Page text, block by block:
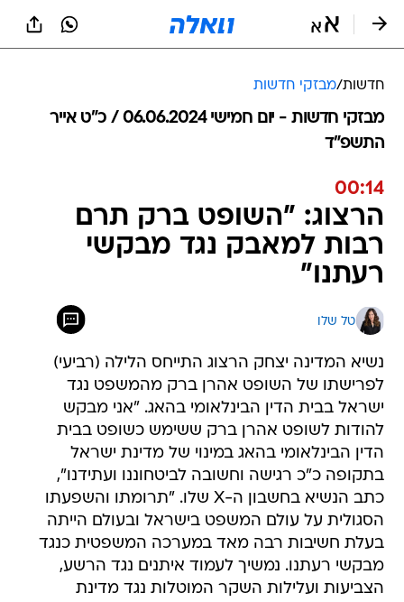
חדשות/מבזקי חדשות
מבזקי חדשות - יום חמישי 06.06.2024 / כ״ט אייר
התשפ"ד
00:14
הרצוג: "השופט ברק תרם
רבות למאבק נגד מבקשי
רעתנו"
טל שלו
נשיא המדינה יצחק הרצוג התייחס הלילה (רביעי)
לפרישתו של השופט אהרן ברק מהמשפט נגד
ישראל בבית הדין הבינלאומי בהאג. "אני מבקש
להודות לשופט אהרן ברק ששימש כשופט בבית
הדין הבינלאומי בהאג במינוי של מדינת ישראל
בתקופה כ"כ רגישה וחשובה לביטחוננו ועתידנו",
כתב הנשיא בחשבון ה-X שלו. "תרומתו והשפעתו
הסגולית על עולם המשפט בישראל ובעולם הייתה
בעלת חשיבות רבה מאד במערכה המשפטית כנגד
מבקשי רעתנו. נמשיך לעמוד איתנים נגד הרשע,
הצביעות ועלילות השקר המוטלות נגד מדינת